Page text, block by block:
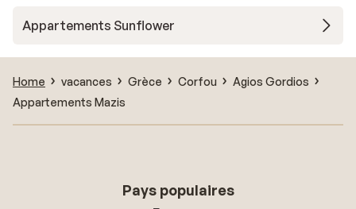
Appartements Sunflower
Home vacances Grèce Corfou
Agios Gordios
Appartements Mazis
Pays populaires